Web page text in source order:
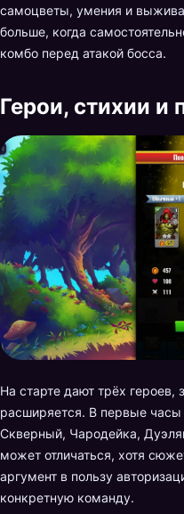
самоцветы, умения и
больше, когда
комбо перед атакой босса.
Герои, стихии и
На старте дают трёх героев,
расширяется. В первые
Скверный, Чародейка,
может отличаться, хотя
аргумент в пользу
конкретную команду.